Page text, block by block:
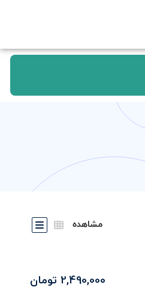
مشاهده
2,490,000 تومان